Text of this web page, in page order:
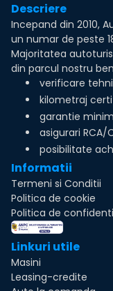
Descriere
Incepand din 2010,
un numar de peste
Majoritatea
din parcul nostru
verificare
kilometraj
garantie
asigurari RCA/
posibilitate
Informatii
Termeni si Conditii
Politica de cookie
Politica de
Linkuri utile
Masini
Leasing-credite